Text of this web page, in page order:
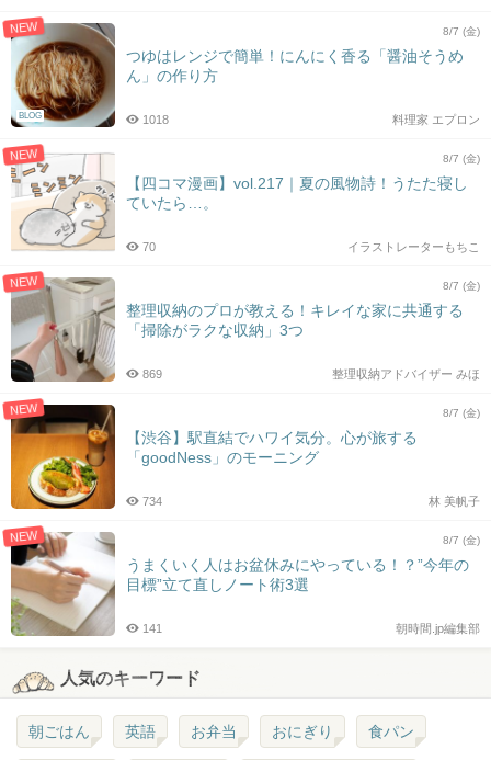
NEW
BLOG
8/7 (金)
つゆはレンジで簡単！にんにく香る「醤油そうめ
ん」の作り方
料理家 エプロン
1018
NEW 8/7 (金)
【四コマ漫画】vol.217｜夏の風物詩！うたた寝し
ていたら…。
イラストレーターもちこ
70
NEW 8/7 (金)
整理収納のプロが教える！キレイな家に共通する
「掃除がラクな収納」3つ
整理収納アドバイザー みほ
869
NEW 8/7 (金)
【渋谷】駅直結でハワイ気分。心が旅する
「goodNess」のモーニング
林 美帆子
734
NEW 8/7 (金)
うまくいく人はお盆休みにやっている！？”今年の
目標”立て直しノート術3選
朝時間.jp編集部
141
人気のキーワード
朝ごはん 英語 お弁当 おにぎり 食パン